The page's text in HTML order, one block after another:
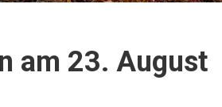
am 23. August